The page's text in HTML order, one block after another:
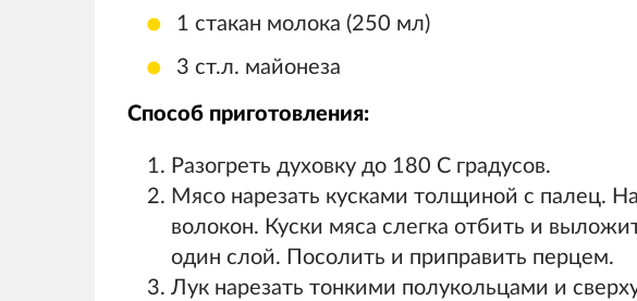
1 стакан молока (250 мл)
3 ст.л. майонеза
Способ приготовления:
Разогреть духовку до 180 С градусов.
Мясо нарезать кусками толщиной с палец.
волокон. Куски мяса слегка отбить и
один слой. Посолить и приправить перцем.
Лук нарезать тонкими полукольцами и